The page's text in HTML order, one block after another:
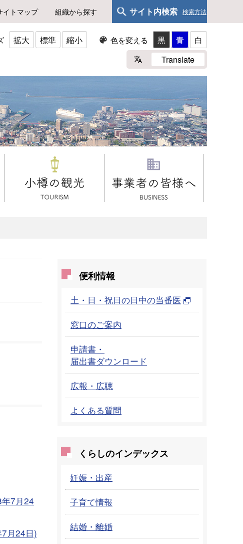
イトマップ 組織から探す サイト内検索 検索方法
拡大 標準 縮小 色を変える 黒 青
白
Translate
7月24
月24日)
便利情報
土・日・祝日の日中の当番医
窓口のご案内
申請書・
届出書ダウンロード
広報・広聴
よくある質問
くらしのインデックス
妊娠・出産
子育て情報
結婚・離婚